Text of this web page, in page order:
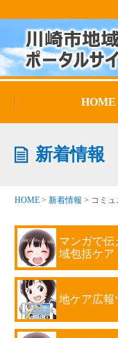
HOME
新着情報
HOME > 新着情報 > コミ
マンガで伝
域包括ケア
地ケア広報